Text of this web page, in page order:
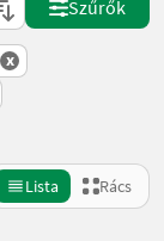
Szűrők
x
Lista Rács